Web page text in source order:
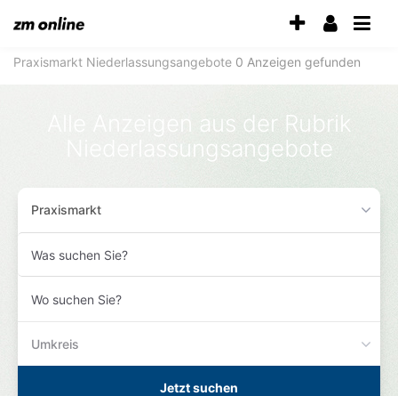
Modus
zur
Praxismarkt Niederlassungsangebote 0 Anzeigen gefunden
Alle Anzeigen aus der Rubrik
Niederlassungsangebote
Praxismarkt
suchen
Sie?
suchen
Umkreis
Jetzt suchen